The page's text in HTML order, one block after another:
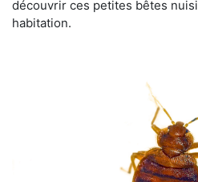
découvrir ces petites bêtes
habitation.